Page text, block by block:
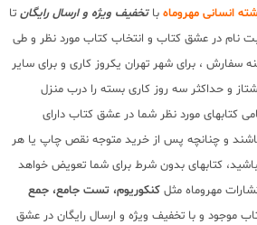
انسانی مهروماه باتخفیف ویژه و ارسال رایگان تا
نام در عشق کتاب و انتخاب کتاب مورد نظر و طی
سفارش ، برای شهر تهران یکروز کاری و برای سایر
و حداکثر سه روز کاری بسته را درب منزل
کتابهای مورد نظر شما در عشق کتاب دارای
و چنانچه پس از خرید متوجه نقص چاپ یا هر
کتابهای بدون شرط برای شما تعویض خواهد
مهروماه مثل کنکوریوم، تست جامع، جمع
موجود و با تخفیف ویژه و ارسال رایگان در عشق